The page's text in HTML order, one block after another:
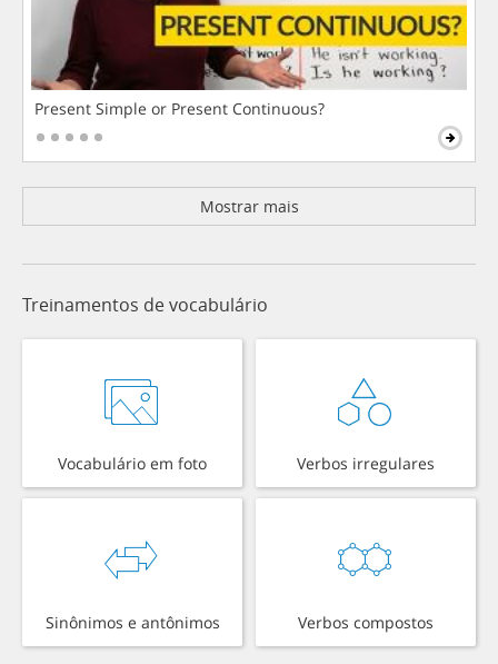
Present Simple or Present Continuous?
Mostrar mais
Treinamentos de vocabulário
Vocabulário em foto Verbos irregulares
Sinônimos e antônimos Verbos compostos